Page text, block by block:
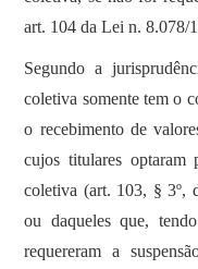
art. 104 da Lei n. 8.078/
Segundo a
coletiva somente tem o
o recebimento de
cujos titulares optaram
coletiva (art. 103, § 3º,
ou daqueles que,
requereram a